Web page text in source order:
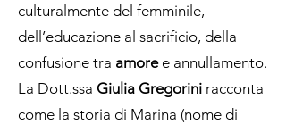
culturalmente del femminile,
dell’educazione al sacrificio, della
confusione tra amoree annullamento.
La Dott.ssa Giulia Gregorini racconta
come la storia di Marina (nome di